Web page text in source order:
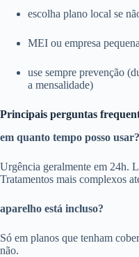
escolha plano local se
MEI ou empresa
use sempre prevenção
a mensalidade)
Principais perguntas
em quanto tempo posso usar?
Urgência geralmente em 24h.
Tratamentos mais complexos
aparelho está incluso?
Só em planos que tenham
não.